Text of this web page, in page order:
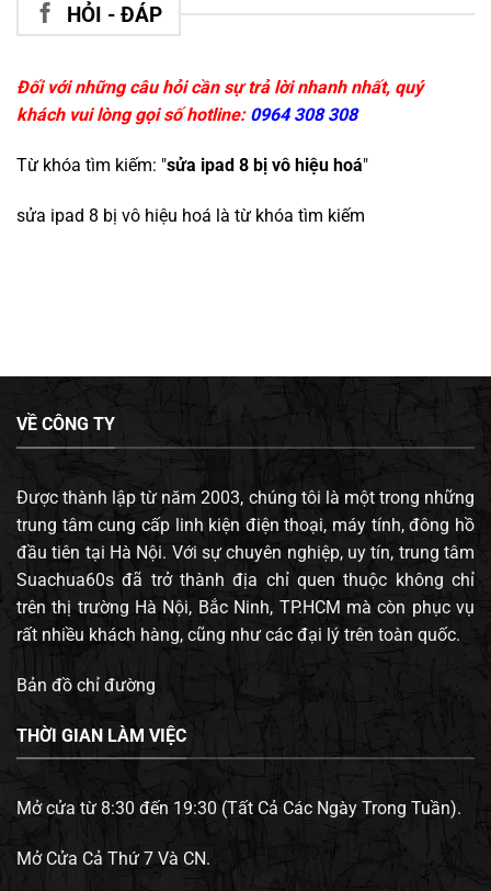
HỎI - ĐÁP
Đối với những câu hỏi cần sự trả lời nhanh nhất, quý
khách vui lòng gọi số hotline: 0964 308 308
Từ khóa tìm kiếm: "sửa ipad 8 bị vô hiệu hoá"
sửa ipad 8 bị vô hiệu hoá là từ khóa tìm kiếm
VỀ CÔNG TY
Được thành lập từ năm 2003, chúng tôi là một trong những
trung tâm cung cấp linh kiện điện thoại, máy tính, đông hồ
đầu tiên tại Hà Nội. Với sự chuyên nghiệp, uy tín, trung tâm
Suachua60s đã trở thành địa chỉ quen thuộc không chỉ
trên thị trường Hà Nội, Bắc Ninh, TP.HCM mà còn phục vụ
rất nhiều khách hàng, cũng như các đại lý trên toàn quốc.
Bản đồ chỉ đường
THỜI GIAN LÀM VIỆC
Mở cửa từ 8:30 đến 19:30 (Tất Cả Các Ngày Trong Tuần).
Mở Cửa Cả Thứ 7 Và CN.